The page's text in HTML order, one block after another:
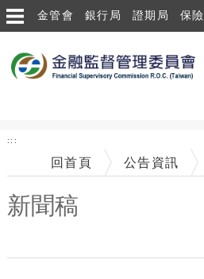
跳到主要內容區塊
金管會 銀行局 證期局 保
:::
回首頁 公告資訊
新聞稿